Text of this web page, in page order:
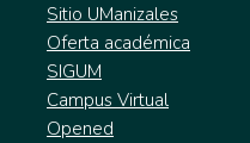
Sitio UManizales
Oferta académica
SIGUM
Campus Virtual
Opened